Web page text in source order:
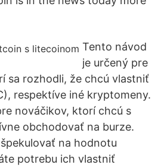
Tento návod
je určený pre
sa rozhodli, že chcú vlastniť
respektíve iné kryptomeny.
nováčikov, ktorí chcú s
obchodovať na burze.
na hodnotu
potrebu ich vlastniť